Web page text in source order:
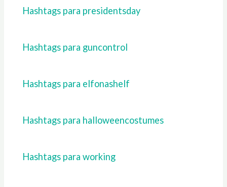
Hashtags para presidentsday
Hashtags para guncontrol
Hashtags para elfonashelf
Hashtags para halloweencostumes
Hashtags para working